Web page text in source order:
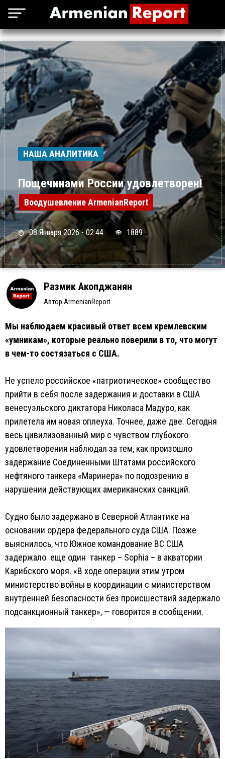
НАША АНАЛИТИКА
Пощечинами России удовлетворен!
Воодушевление ArmenianReport
08 Января 2026 - 02:44 1889
Размик Акопджанян
Автор ArmenianReport
Мы наблюдаем красивый ответ всем кремлевским
«умникам», которые реально поверили в то, что могут
в чем-то состязаться с США.
Не успело российское «патриотическое» сообщество
прийти в себя после задержания и доставки в США
венесуэльского диктатора Николаса Мадуро, как
прилетела им новая оплеуха. Точнее, даже две. Сегодня
весь цивилизованный мир с чувством глубокого
удовлетворения наблюдал за тем, как произошло
задержание Соединенными Штатами российского
нефтяного танкера «Маринера» по подозрению в
нарушении действующих американских санкций.
Судно было задержано в Северной Атлантике на
основании ордера федерального суда США. Позже
выяснилось, что Южное командование ВС США
задержало еще один танкер – Sophia – в акватории
Карибского моря. «В ходе операции этим утром
министерство войны в координации с министерством
внутренней безопасности без происшествий задержало
подсанкционный танкер», — говорится в сообщении.